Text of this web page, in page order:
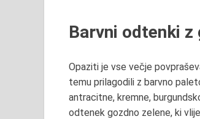
Barvni odtenki z
Opaziti je vse večje
temu prilagodili z barvno
antracitne, kremne,
odtenek gozdno zelene, ki